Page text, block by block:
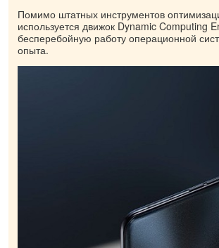
Помимо штатных инструментов
используется движок Dynamic Computing
бесперебойную работу операционной
опыта.